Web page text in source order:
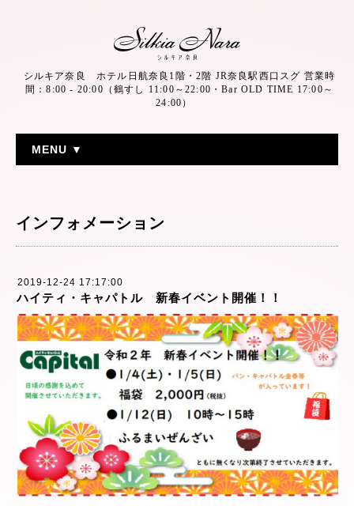
シルキア奈良 ホテル日航奈良1階・2階 JR奈良駅西口スグ 営業時
間：8:00 - 20:00（鶴すし 11:00～22:00・Bar OLD TIME 17:00～
24:00）
MENU ▼
インフォメーション
2019-12-24 17:17:00
ハイティ・キャパトル 新春イベント開催！！